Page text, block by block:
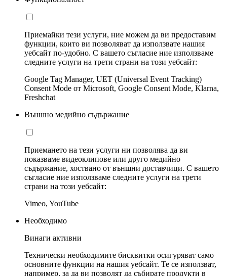
Приемайки тези услуги, ние можем да ви предоставим
функции, които ви позволяват да използвате нашия
уебсайт по-удобно. С вашето съгласие ние използваме
следните услуги на трети страни на този уебсайт:
Google Tag Manager, UET (Universal Event Tracking)
Consent Mode от Microsoft, Google Consent Mode, Klarna,
Freshchat
Външно медийно съдържание
Приемането на тези услуги ни позволява да ви
показваме видеоклипове или друго медийно
съдържание, хоствано от външни доставчици. С вашето
съгласие ние използваме следните услуги на трети
страни на този уебсайт:
Vimeo, YouTube
Необходимо
Винаги активни
Технически необходимите бисквитки осигуряват само
основните функции на нашия уебсайт. Те се използват,
например, за да ви позволят да събирате продукти в